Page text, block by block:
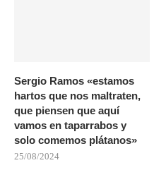
Sergio Ramos «estamos
hartos que nos maltraten,
que piensen que aquí
vamos en taparrabos y
solo comemos plátanos»
25/08/2024